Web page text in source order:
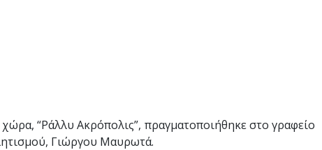
“Ράλλυ Ακρόπολις”, πραγματοποιήθηκε στο γραφείο
Γιώργου Μαυρωτά.